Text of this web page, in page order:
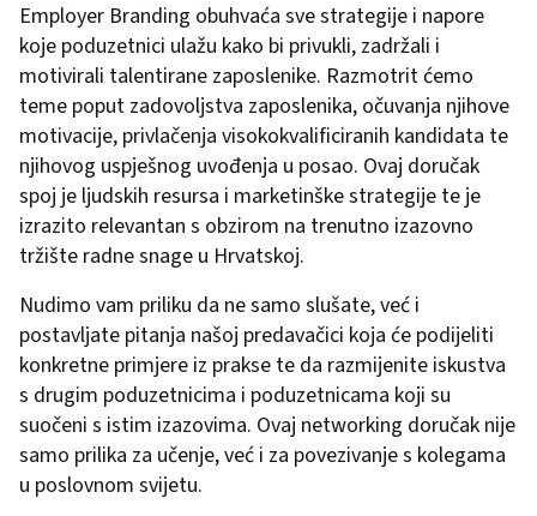
Employer Branding obuhvaća sve strategije i napore
koje poduzetnici ulažu kako bi privukli, zadržali i
motivirali talentirane zaposlenike. Razmotrit ćemo
teme poput zadovoljstva zaposlenika, očuvanja njihove
motivacije, privlačenja visokokvalificiranih kandidata te
njihovog uspješnog uvođenja u posao. Ovaj doručak
spoj je ljudskih resursa i marketinške strategije te je
izrazito relevantan s obzirom na trenutno izazovno
tržište radne snage u Hrvatskoj.
Nudimo vam priliku da ne samo slušate, već i
postavljate pitanja našoj predavačici koja će podijeliti
konkretne primjere iz prakse te da razmijenite iskustva
s drugim poduzetnicima i poduzetnicama koji su
suočeni s istim izazovima. Ovaj networking doručak nije
samo prilika za učenje, već i za povezivanje s kolegama
u poslovnom svijetu.